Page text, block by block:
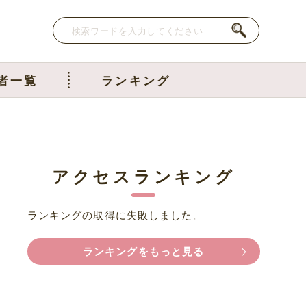
一覧 ランキング
アクセスランキング
ランキングの取得に失敗しました。
ランキングをもっと見る